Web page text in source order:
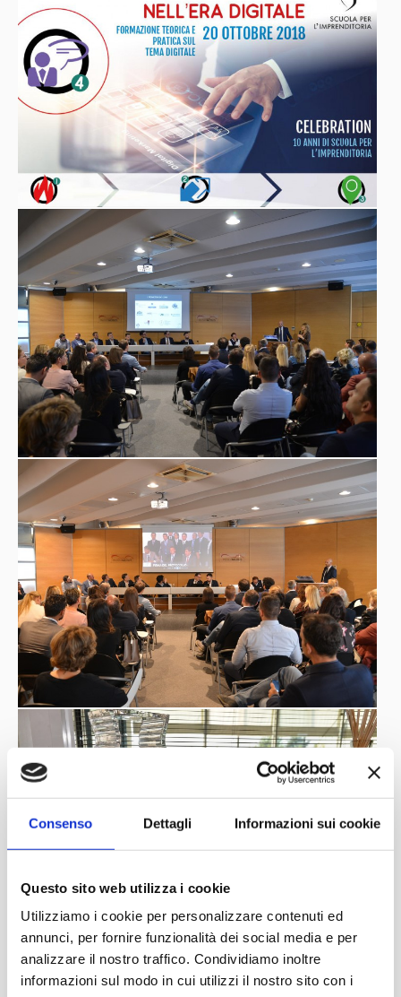
Consenso Dettagli Informazioni sui cookie
Questo sito web utilizza i cookie
Utilizziamo i cookie per personalizzare contenuti ed
annunci, per fornire funzionalità dei social media e per
analizzare il nostro traffico. Condividiamo inoltre
informazioni sul modo in cui utilizzi il nostro sito con i